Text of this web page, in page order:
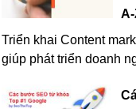
Triển khai Content
giúp phát triển doanh